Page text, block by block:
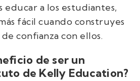
educar a los estudiantes,
fácil cuando construyes
confianza con ellos.
de ser un
de Kelly Education?